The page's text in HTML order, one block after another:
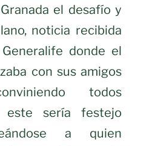
el desafío y
noticia recibida
donde el
con sus amigos
todos
este sería festejo
a quien